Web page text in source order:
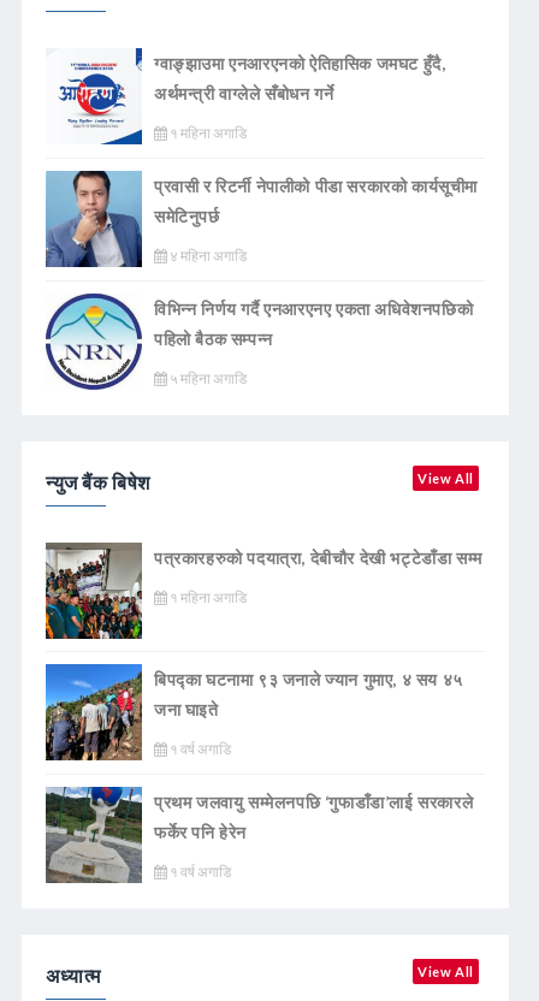
ग्वाङ्झाउमा एनआरएनको ऐतिहासिक जमघट हुँदै,
अर्थमन्त्री वाग्लेले सँबोधन गर्ने
१ महिना अगाडि
प्रवासी र रिटर्नी नेपालीको पीडा सरकारको कार्यसूचीमा
समेटिनुपर्छ
४ महिना अगाडि
विभिन्न निर्णय गर्दै एनआरएनए एकता अधिवेशनपछिको
पहिलो बैठक सम्पन्न
५ महिना अगाडि
न्युज बैंक बिषेश View All
पत्रकारहरुको पदयात्रा, देबीचौर देखी भट्टेडाँडा सम्म
१ महिना अगाडि
बिपद्का घटनामा ९३ जनाले ज्यान गुमाए, ४ सय ४५
जना घाइते
१ वर्ष अगाडि
प्रथम जलवायु सम्मेलनपछि ‘गुफाडाँडा’लाई सरकारले
फर्केर पनि हेरेन
१ वर्ष अगाडि
अध्यात्म View All